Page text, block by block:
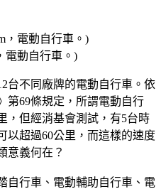
電動自行車。)
台不同廠牌的電動自行車。依
第69條規定，所謂電動自行
，但經消基會測試，有5台時
以超過60公里，而這樣的速度
意義何在？
自行車、電動輔助自行車、電